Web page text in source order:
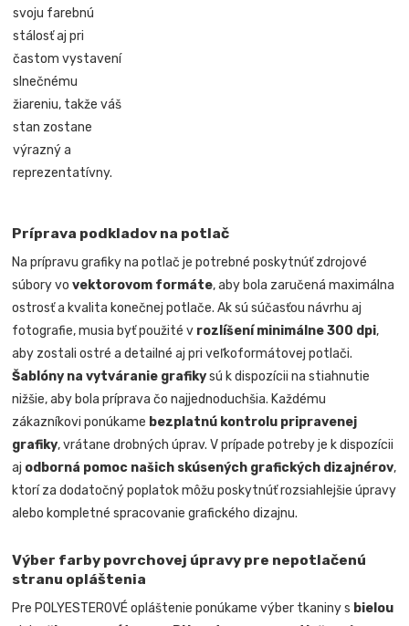
svoju farebnú
stálosť aj pri
častom vystavení
slnečnému
žiareniu, takže váš
stan zostane
výrazný a
reprezentatívny.
Príprava podkladov na potlač
Na prípravu grafiky na potlač je potrebné poskytnúť zdrojové
súbory vovektorovom formáte, aby bola zaručená maximálna
ostrosť a kvalita konečnej potlače. Ak sú súčasťou návrhu aj
fotografie, musia byť použité v rozlíšení minimálne 300 dpi,
aby zostali ostré a detailné aj pri veľkoformátovej potlači.
Šablóny na vytváranie grafikysú k dispozícii na stiahnutie
nižšie, aby bola príprava čo najjednoduchšia. Každému
zákazníkovi ponúkame bezplatnú kontrolu pripravenej
grafiky, vrátane drobných úprav. V prípade potreby je k dispozícii
aj odborná pomoc našich skúsených grafických dizajnérov,
ktorí za dodatočný poplatok môžu poskytnúť rozsiahlejšie úpravy
alebo kompletné spracovanie grafického dizajnu.
Výber farby povrchovej úpravy pre nepotlačenú
stranu opláštenia
Pre POLYESTEROVÉ opláštenie ponúkame výber tkaniny s bielou